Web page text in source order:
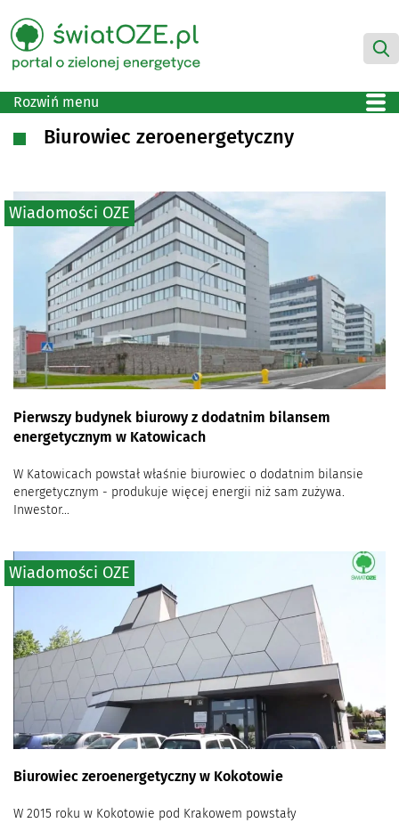
Rozwiń menu
Biurowiec zeroenergetyczny
Pierwszy budynek biurowy z dodatnim bilansem
energetycznym w Katowicach
W Katowicach powstał właśnie biurowiec o dodatnim bilansie
energetycznym - produkuje więcej energii niż sam zużywa.
Inwestor...
Wiadomości OZE
Biurowiec zeroenergetyczny w Kokotowie
W 2015 roku w Kokotowie pod Krakowem powstały
Wiadomości OZE